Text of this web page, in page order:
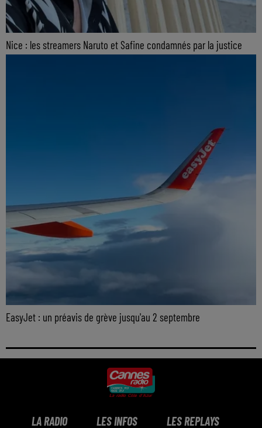
Nice : les streamers Naruto et Safine condamnés par la justice
EasyJet : un préavis de grève jusqu'au 2 septembre
LA RADIO LES INFOS LES REPLAYS